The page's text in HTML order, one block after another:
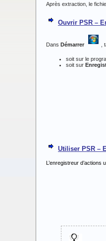
Après extraction, le
Ouvrir PSR –
Dans Démarrer ,
soit sur le
soit sur
Utiliser PSR –
L’enregistreur d’actions